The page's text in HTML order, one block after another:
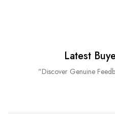
Latest
"Discover Genuine